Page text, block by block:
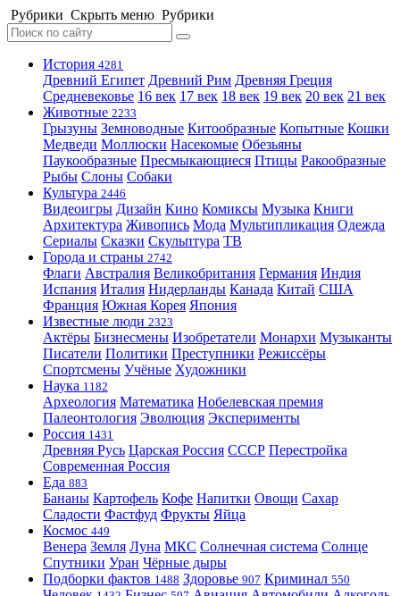
Рубрики Скрыть меню Рубрики
История 4281
Древний Египет Древний Рим Древняя Греция
Средневековье 16 век 17 век 18 век 19 век 20 век 21 век
Животные 2233
Грызуны Земноводные Китообразные Копытные Кошки
Медведи Моллюски Насекомые Обезьяны
Паукообразные Пресмыкающиеся Птицы Ракообразные
Рыбы Слоны Собаки
Культура 2446
Видеоигры Дизайн Кино Комиксы Музыка Книги
Архитектура Живопись Мода Мультипликация Одежда
Сериалы Сказки Скульптура ТВ
Города и страны 2742
Флаги Австралия Великобритания Германия Индия
Испания Италия Нидерланды Канада Китай США
Франция Южная Корея Япония
Известные люди 2323
Актёры Бизнесмены Изобретатели Монархи Музыканты
Писатели Политики Преступники Режиссёры
Спортсмены Учёные Художники
Наука 1182
Археология Математика Нобелевская премия
Палеонтология Эволюция Эксперименты
Россия 1431
Древняя Русь Царская Россия СССР Перестройка
Современная Россия
Еда 883
Бананы Картофель Кофе Напитки Овощи Сахар
Сладости Фастфуд Фрукты Яйца
Космос 449
Венера Земля Луна МКС Солнечная система Солнце
Спутники Уран Чёрные дыры
Подборки фактов 1488 Здоровье 907 Криминал 550